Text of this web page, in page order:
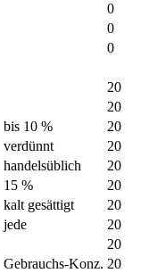
0
0
0
20
20
bis 10 %
20
verdünnt
20
handelsüblich
20
15 %
20
kalt gesättigt
20
jede
20
20
Gebrauchs-Konz. 20